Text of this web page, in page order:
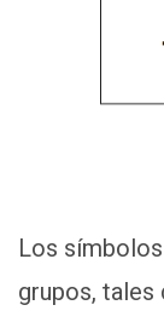
Los
grupos, tales